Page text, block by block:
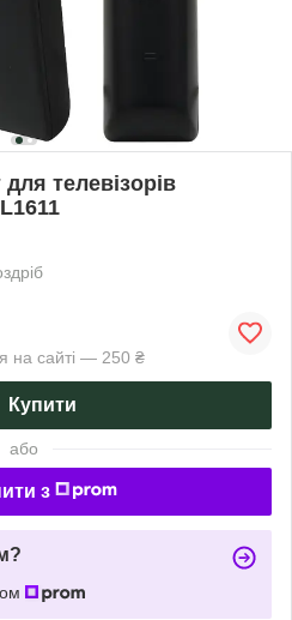
телевізорів
на сайті — 250 ₴
Купити
або
з